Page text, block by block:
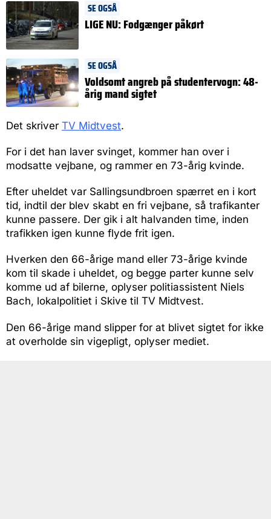
SE OGSÅ
LIGE NU: Fodgænger påkørt
SE OGSÅ
Voldsomt angreb på studentervogn: 48-
årig mand sigtet
Det skriver TV Midtvest.
For i det han laver svinget, kommer han over i
modsatte vejbane, og rammer en 73-årig kvinde.
Efter uheldet var Sallingsundbroen spærret en i kort
tid, indtil der blev skabt en fri vejbane, så trafikanter
kunne passere. Der gik i alt halvanden time, inden
trafikken igen kunne flyde frit igen.
Hverken den 66-årige mand eller 73-årige kvinde
kom til skade i uheldet, og begge parter kunne selv
komme ud af bilerne, oplyser politiassistent Niels
Bach, lokalpolitiet i Skive til TV Midtvest.
Den 66-årige mand slipper for at blivet sigtet for ikke
at overholde sin vigepligt, oplyser mediet.